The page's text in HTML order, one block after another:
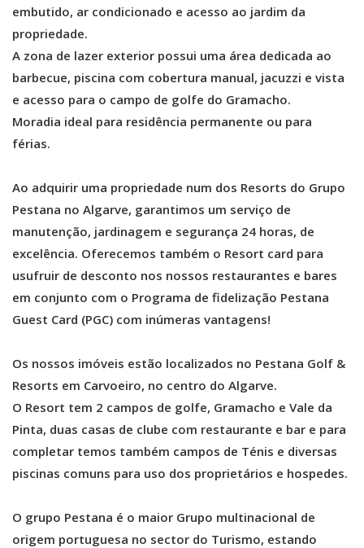
embutido, ar condicionado e acesso ao jardim da
propriedade.
A zona de lazer exterior possui uma área dedicada ao
barbecue, piscina com cobertura manual, jacuzzi e vista
e acesso para o campo de golfe do Gramacho.
Moradia ideal para residência permanente ou para
férias.
Ao adquirir uma propriedade num dos Resorts do Grupo
Pestana no Algarve, garantimos um serviço de
manutenção, jardinagem e segurança 24 horas, de
excelência. Oferecemos também o Resort card para
usufruir de desconto nos nossos restaurantes e bares
em conjunto com o Programa de fidelização Pestana
Guest Card (PGC) com inúmeras vantagens!
Os nossos imóveis estão localizados no Pestana Golf &
Resorts em Carvoeiro, no centro do Algarve.
O Resort tem 2 campos de golfe, Gramacho e Vale da
Pinta, duas casas de clube com restaurante e bar e para
completar temos também campos de Ténis e diversas
piscinas comuns para uso dos proprietários e hospedes.
O grupo Pestana é o maior Grupo multinacional de
origem portuguesa no sector do Turismo, estando